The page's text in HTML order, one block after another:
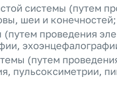
системы (путем
шеи и
(путем проведения
(путем
пульсоксиметрии,